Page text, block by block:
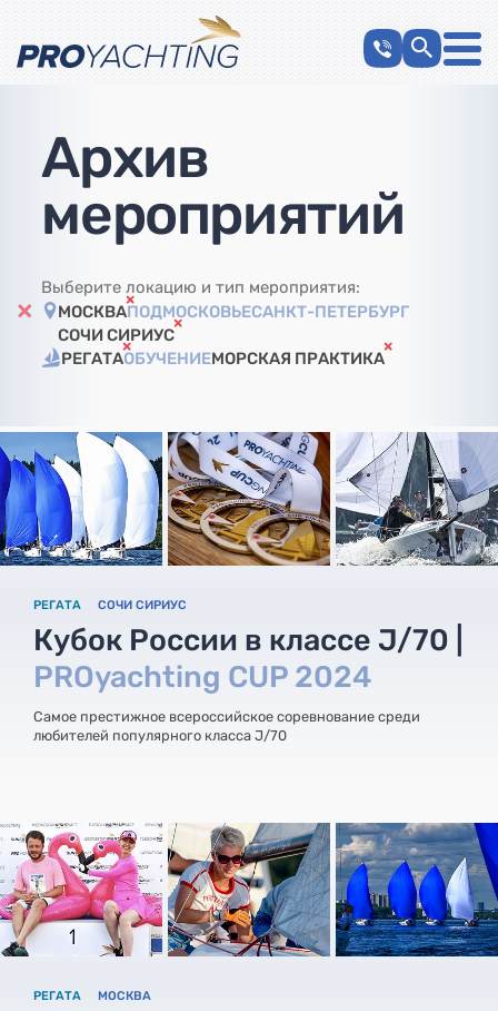
Архив
мероприятий
Выберите локацию и тип мероприятия:
МОСКВАПОДМОСКОВЬЕСАНКТ-ПЕТЕРБУРГ
СОЧИ СИРИУС
РЕГАТАОБУЧЕНИЕМОРСКАЯ ПРАКТИКА
РЕГАТА СОЧИ СИРИУС
Кубок России в классе J/70 |
PROyachting CUP 2024
Самое престижное всероссийское соревнование среди
любителей популярного класса J/70
РЕГАТА МОСКВА